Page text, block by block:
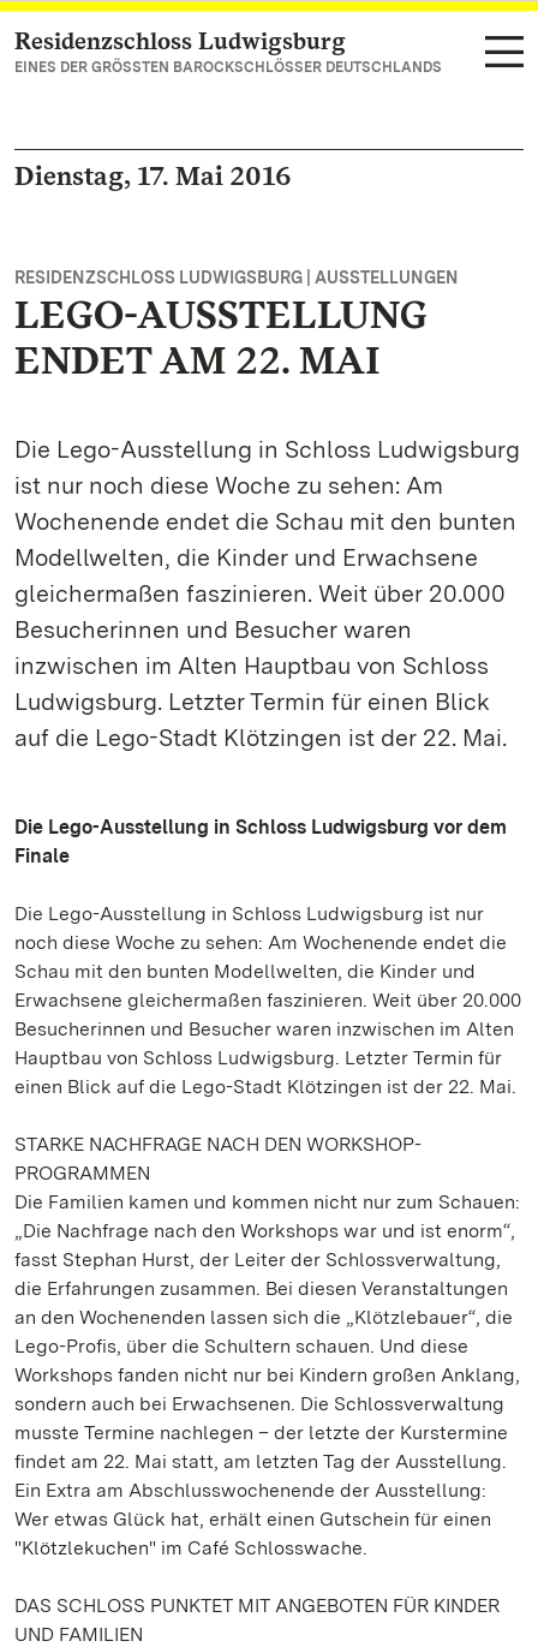
Zum Hauptinhalt springen
Residenzschloss Ludwigsburg
EINES DER GRÖSSTEN BAROCKSCHLÖSSER DEUTSCHLANDS
Dienstag, 17. Mai 2016
RESIDENZSCHLOSS LUDWIGSBURG | AUSSTELLUNGEN
LEGO-AUSSTELLUNG
ENDET AM 22. MAI
Die Lego-Ausstellung in Schloss Ludwigsburg
ist nur noch diese Woche zu sehen: Am
Wochenende endet die Schau mit den bunten
Modellwelten, die Kinder und Erwachsene
gleichermaßen faszinieren. Weit über 20.000
Besucherinnen und Besucher waren
inzwischen im Alten Hauptbau von Schloss
Ludwigsburg. Letzter Termin für einen Blick
auf die Lego-Stadt Klötzingen ist der 22. Mai.
Die Lego-Ausstellung in Schloss Ludwigsburg vor dem
Finale
Die Lego-Ausstellung in Schloss Ludwigsburg ist nur
noch diese Woche zu sehen: Am Wochenende endet die
Schau mit den bunten Modellwelten, die Kinder und
Erwachsene gleichermaßen faszinieren. Weit über 20.000
Besucherinnen und Besucher waren inzwischen im Alten
Hauptbau von Schloss Ludwigsburg. Letzter Termin für
einen Blick auf die Lego-Stadt Klötzingen ist der 22. Mai.
STARKE NACHFRAGE NACH DEN WORKSHOP-
PROGRAMMEN
Die Familien kamen und kommen nicht nur zum Schauen:
„Die Nachfrage nach den Workshops war und ist enorm“,
fasst Stephan Hurst, der Leiter der Schlossverwaltung,
die Erfahrungen zusammen. Bei diesen Veranstaltungen
an den Wochenenden lassen sich die „Klötzlebauer“, die
Lego-Profis, über die Schultern schauen. Und diese
Workshops fanden nicht nur bei Kindern großen Anklang,
sondern auch bei Erwachsenen. Die Schlossverwaltung
musste Termine nachlegen – der letzte der Kurstermine
findet am 22. Mai statt, am letzten Tag der Ausstellung.
Ein Extra am Abschlusswochenende der Ausstellung:
Wer etwas Glück hat, erhält einen Gutschein für einen
"Klötzlekuchen" im Café Schlosswache.
DAS SCHLOSS PUNKTET MIT ANGEBOTEN FÜR KINDER
UND FAMILIEN